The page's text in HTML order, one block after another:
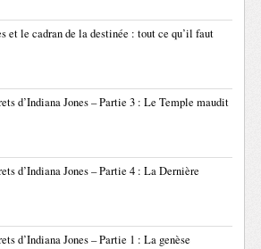
et le cadran de la destinée : tout ce qu’il faut
d’Indiana Jones – Partie 3 : Le Temple maudit
d’Indiana Jones – Partie 4 : La Dernière
d’Indiana Jones – Partie 1 : La genèse